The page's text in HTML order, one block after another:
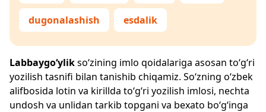
dugonalashish esdalik
Labbaygo‘ylikso‘zining imlo qoidalariga asosan to‘g‘ri
yozilish tasnifi bilan tanishib chiqamiz. So‘zning o‘zbek
alifbosida lotin va kirillda to‘g‘ri yozilish imlosi, nechta
undosh va unlidan tarkib topgani va bexato bo‘g‘inga